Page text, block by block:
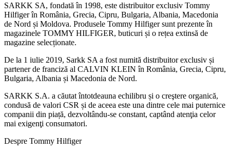
SARKK SA, fondată în 1998, este distribuitor exclusiv Tommy
Hilfiger în România, Grecia, Cipru, Bulgaria, Albania, Macedonia
de Nord și Moldova. Produsele Tommy Hilfiger sunt prezente în
magazinele TOMMY HILFIGER, buticuri și o rețea extinsă de
magazine selecționate.
De la 1 iulie 2019, Sarkk SA a fost numită distribuitor exclusiv și
partener de franciză al CALVIN KLEIN în România, Grecia, Cipru,
Bulgaria, Albania și Macedonia de Nord.
SARKK S.A. a căutat întotdeauna echilibru și o creştere organică,
condusă de valori CSR și de aceea este una dintre cele mai puternice
companii din piață, dezvoltându-se constant, captând atenţia celor
mai exigenţi consumatori.
Despre Tommy Hilfiger